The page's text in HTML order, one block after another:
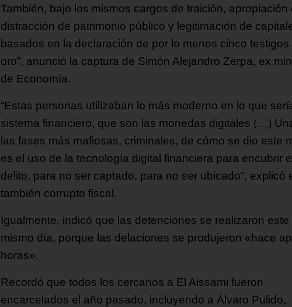
También, bajo los mismos cargos de traición, apropiación
distracción de patrimonio público y legitimación de
basados en la declaración de por lo menos cinco testigos
oro”, anunció la captura de Simón Alejandro Zerpa, ex
de Economía.
“Estas personas utilizaban lo más moderno en lo que
sistema financiero, que son las monedas digitales (…)
las fases más mafiosas, criminales, de cómo se dio este
es el uso de la tecnología digital financiera para encubrir el
delito, para no ser captado, para no ser ubicado”, explicó
también corrupto fiscal.
Igualmente, indicó que las detenciones se realizaron este
mismo día, porque las delaciones se produjeron «hace
horas».
Recordó que todos los cercanos a El Aissami fueron
encarcelados el año pasado, incluyendo a Álvaro Pulido,